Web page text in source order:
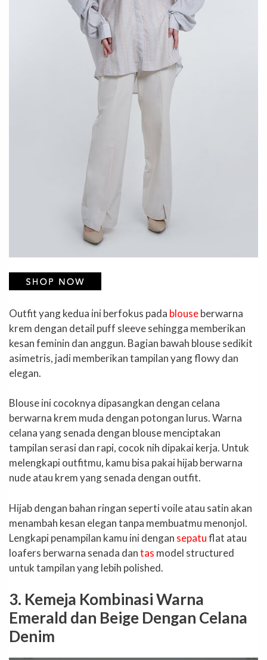
Outfit yang kedua ini berfokus pada blouseberwarna
krem dengan detail puff sleeve sehingga memberikan
kesan feminin dan anggun. Bagian bawah blouse sedikit
asimetris, jadi memberikan tampilan yang flowy dan
elegan.
Blouse ini cocoknya dipasangkan dengan celana
berwarna krem muda dengan potongan lurus. Warna
celana yang senada dengan blouse menciptakan
tampilan serasi dan rapi, cocok nih dipakai kerja. Untuk
melengkapi outfitmu, kamu bisa pakai hijab berwarna
nude atau krem yang senada dengan outfit.
Hijab dengan bahan ringan seperti voile atau satin akan
menambah kesan elegan tanpa membuatmu menonjol.
Lengkapi penampilan kamu ini dengan sepatuflat atau
loafers berwarna senada dantas model structured
untuk tampilan yang lebih polished.
3. Kemeja Kombinasi Warna
Emerald dan Beige Dengan Celana
Denim